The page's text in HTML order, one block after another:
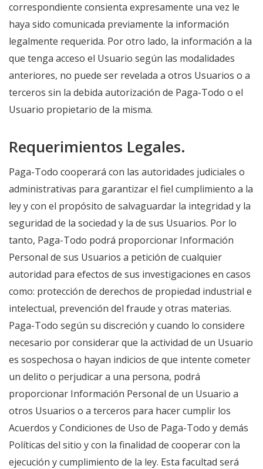
correspondiente consienta expresamente una vez le
haya sido comunicada previamente la información
legalmente requerida. Por otro lado, la información a la
que tenga acceso el Usuario según las modalidades
anteriores, no puede ser revelada a otros Usuarios o a
terceros sin la debida autorización de Paga-Todo o el
Usuario propietario de la misma.
Requerimientos Legales.
Paga-Todo cooperará con las autoridades judiciales o
administrativas para garantizar el fiel cumplimiento a la
ley y con el propósito de salvaguardar la integridad y la
seguridad de la sociedad y la de sus Usuarios. Por lo
tanto, Paga-Todo podrá proporcionar Información
Personal de sus Usuarios a petición de cualquier
autoridad para efectos de sus investigaciones en casos
como: protección de derechos de propiedad industrial e
intelectual, prevención del fraude y otras materias.
Paga-Todo según su discreción y cuando lo considere
necesario por considerar que la actividad de un Usuario
es sospechosa o hayan indicios de que intente cometer
un delito o perjudicar a una persona, podrá
proporcionar Información Personal de un Usuario a
otros Usuarios o a terceros para hacer cumplir los
Acuerdos y Condiciones de Uso de Paga-Todo y demás
Políticas del sitio y con la finalidad de cooperar con la
ejecución y cumplimiento de la ley. Esta facultad será